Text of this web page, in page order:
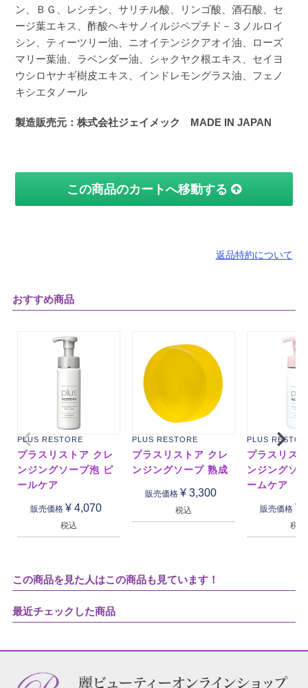
ン、ＢＧ、レシチン、サリチル酸、リンゴ酸、酒石酸、セ
ージ葉エキス、酢酸ヘキサノイルジペプチド－３ノルロイ
シン、ティーツリー油、ニオイテンジクアオイ油、ローズ
マリー葉油、ラベンダー油、シャクヤク根エキス、セイヨ
ウシロヤナギ樹皮エキス、インドレモングラス油、フェノ
キシエタノール
製造販売元：株式会社ジェイメック MADE IN JAPAN
この商品のカートへ移動する
返品特約について
おすすめ商品
PLUS RESTORE
プラスリストア クレ
ンジングソープ泡 ピ
ールケア
販売価格 ¥ 4,070
税込
PLUS RESTORE
プラスリストア クレ
ンジングソープ 熟成
販売価格 ¥ 3,300
税込
PLUS
プラスリス
ンジングソ
ームケア
販売価格 ¥
税込
この商品を見た人はこの商品も見ています！
最近チェックした商品